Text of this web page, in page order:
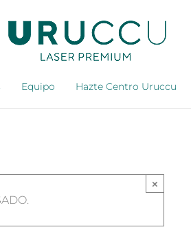
Equipo Hazte Centro Uruccu
×